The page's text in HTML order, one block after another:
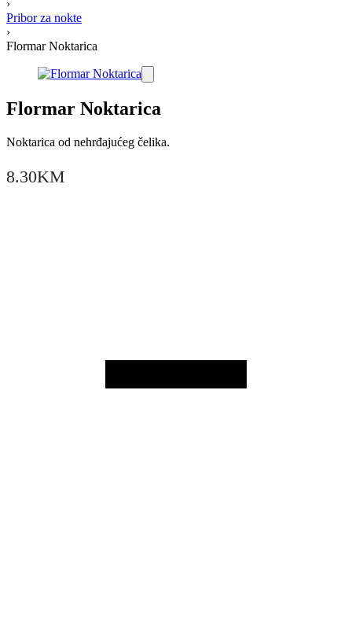
›
Pribor za nokte
›
Flormar Noktarica
Flormar Noktarica
Noktarica od nehrđajućeg čelika.
8.30KM